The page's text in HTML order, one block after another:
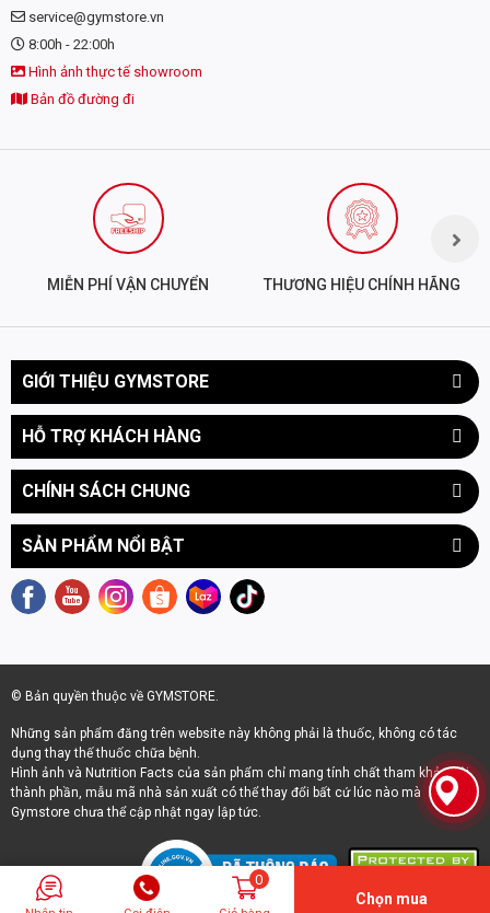
0
Chọn mua
GASPARI SIZEON - ĐỈNH CAO INTRA
WORKOUT
✓ Không cần bổ sung thêm Creatine
✓ Không cần bổ sung thêm BCAA/EAA
Bởi tất cả đã có trongGaspari SizeOn
với bảng thành phần vô cùng chất lượng!
Được mệnh danh là vua của các loại creatine,
Gaspari SizeOn
ứng dụng các nghiên cứu khoa học tiên tiến nhất để cho ra một
• Whey Protein Hydrolysate hấp thu nhanh nhất.
Phosphodrive
Endurance Complex
Creatine
Monohydrate,
Chelate), Disodium
Creatine Phosphate
Osmodrive Advanced
Hydration Complex
glycerophosphate,
glycerophosphate,
potassium
glycerophosphate, L-
alanyl-L-glutamine,
magnesium glycyl
glutamine
OTHER INGREDIENTS:Malic Acid, Citric Acid, Salt, Silica,
Natural and Artificial Wildberry Punch Flavor, Beet Root
Powder (Color), Sucralose, Acesulfame Potassium.
ALLERGENS:Contains ingredients from milk and soy.
service@gymstore.vn
8:00h - 22:00h
Hình ảnh thực tế showroom
Bản đồ đường đi
MIỄN PHÍ VẬN CHUYỂN THƯƠNG HIỆU CHÍNH HÃNG
GIỚI THIỆU GYMSTORE
HỖ TRỢ KHÁCH HÀNG
CHÍNH SÁCH CHUNG
SẢN PHẨM NỔI BẬT
© Bản quyền thuộc về GYMSTORE.
Những sản phẩm đăng trên website này không phải là thuốc, không có tác
dụng thay thế thuốc chữa bệnh.
Hình ảnh và Nutrition Facts của sản phẩm chỉ mang tính chất tham khảo bởi
thành phần, mẫu mã nhà sản xuất có thể thay đổi bất cứ lúc nào mà
Gymstore chưa thể cập nhật ngay lập tức.